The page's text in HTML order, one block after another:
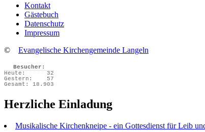
Kontakt
Gästebuch
Datenschutz
Impressum
© Evangelische Kirchengemeinde Langeln
Besucher:
Heute:
32
Gestern:
57
Gesamt:
18.903
Herzliche Einladung
Musikalische Kirchenkneipe - ein Gottesdienst für Leib